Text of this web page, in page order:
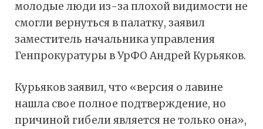
молодые люди из-за плохой видимости не
смогли вернуться в палатку, заявил
заместитель начальника управления
Генпрокуратуры в УрФО Андрей Курьяков.
Курьяков заявил, что «версия о лавине
нашла свое полное подтверждение, но
причиной гибели является не только она»,